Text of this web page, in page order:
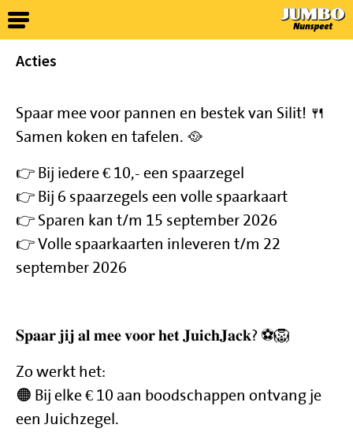
Acties
Spaar mee voor pannen en bestek van Silit! 🍴
Samen koken en tafelen. 🥘
👉 Bij iedere € 10,- een spaarzegel
👉 Bij 6 spaarzegels een volle spaarkaart
👉 Sparen kan t/m 15 september 2026
👉 Volle spaarkaarten inleveren t/m 22
september 2026
𝐒𝐩𝐚𝐚𝐫 𝐣𝐢𝐣 𝐚𝐥 𝐦𝐞𝐞 𝐯𝐨𝐨𝐫 𝐡𝐞𝐭 𝐉𝐮𝐢𝐜𝐡𝐉𝐚𝐜𝐤? ⚽️🦁
Zo werkt het:
🟠 Bij elke € 10 aan boodschappen ontvang je
een Juichzegel.